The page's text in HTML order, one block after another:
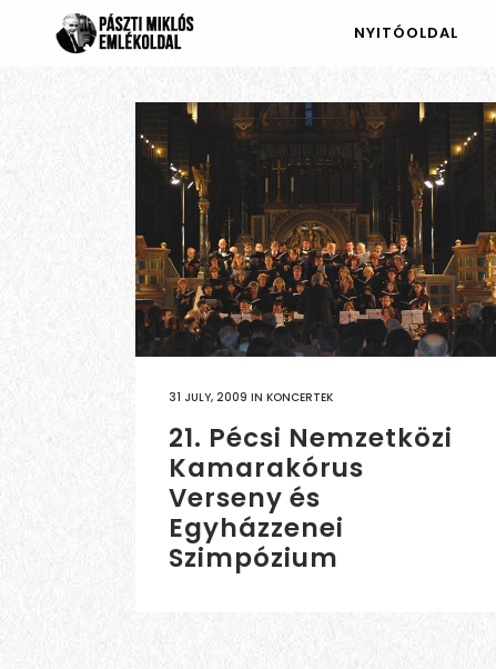
NYITÓOLDAL
31 JULY, 2009 IN KONCERTEK
21. Pécsi Nemzetközi
Kamarakórus
Verseny és
Egyházzenei
Szimpózium